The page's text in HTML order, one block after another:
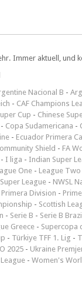
Immer aktuell, und
Nacional B -
- CAF Champions
Cup - Chinese
- Copa Sudamericana -
- Ecuador Primera
Shield - FA
- I liga - Indian Super
One - League Two
League - NWSL
Primera Division -
- Scottish
- Serie B - Serie B Brazil
Greece - Supercopa
- Türkiye TFF 1. Lig -
2025 - Ukraine
- Women's